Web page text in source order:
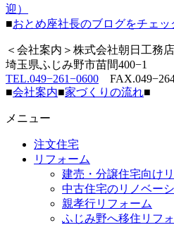
迎）
■おとめ座社長のブログをチェッ
＜会社案内＞株式会社朝日工務店
埼玉県ふじみ野市苗間400−1
TEL.049−261−0600
■会社案内■家づくりの流れ■
メニュー
注文住宅
リフォーム
建売・分譲住宅向け
中古住宅のリノベー
親孝行リフォーム
ふじみ野へ移住リフ